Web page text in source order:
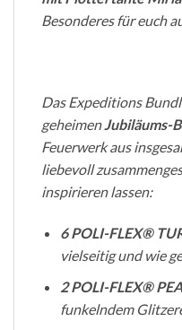
Besonderes für euch
Das Expeditions
geheimenJubiläums-
Feuerwerk aus
liebevoll
inspirieren lassen:
6 POLI-FLEX®
vielseitig und wie
2 POLI-FLEX®
funkelndem